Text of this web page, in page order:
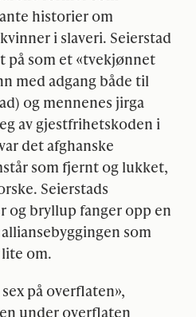
historier om
i slaveri. Seierstad
på som et «tvekjønnet
med adgang både til
og mennenes jirga
av gjestfrihetskoden i
det afghanske
som fjernt og lukket,
Seierstads
og bryllup fanger opp en
som
om.
på overflaten»,
under overflaten